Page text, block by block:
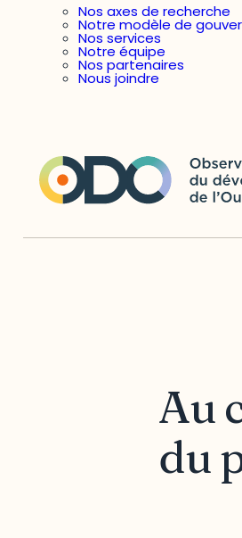
Nos axes de recherche
Notre modèle de
Nos services
Notre équipe
Nos partenaires
Nous joindre
Au
du